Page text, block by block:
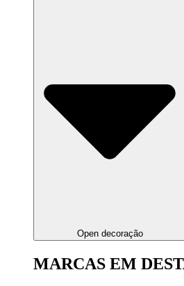
Open decoração
MARCAS EM